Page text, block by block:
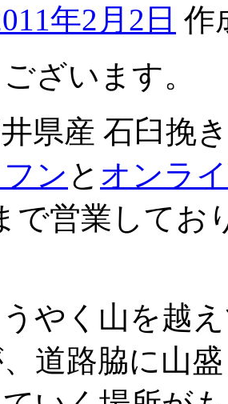
年2月2日 作
ざいます。
県産 石臼挽
ン と オンラ
で営業してお
やく山を越
道路脇に山